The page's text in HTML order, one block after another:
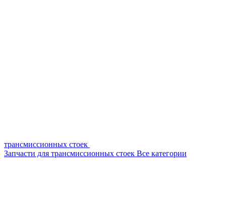
трансмиссионных стоек
Запчасти для трансмиссионных стоек Все категории